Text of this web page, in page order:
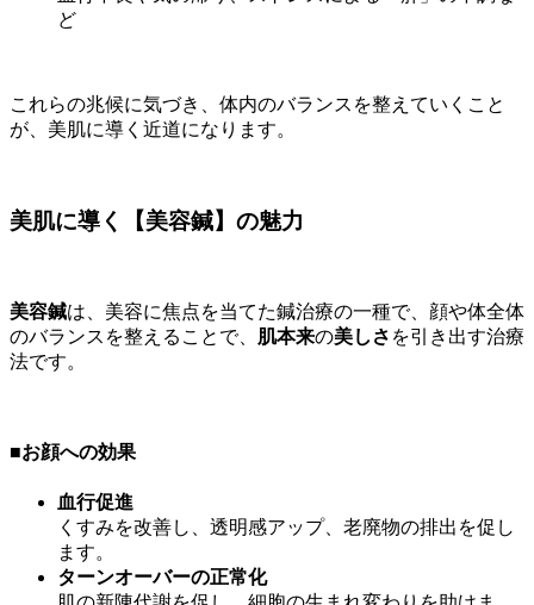
ど
これらの兆候に気づき、体内のバランスを整えていくこと
が、美肌に導く近道になります。
美肌に導く【美容鍼】の魅力
美容鍼は、美容に焦点を当てた鍼治療の一種で、顔や体全体
のバランスを整えることで、 肌本来の美しさ を引き出す治療
法です。
■お顔への効果
血行促進
くすみを改善し、透明感アップ、老廃物の排出を促し
ます。
ターンオーバーの正常化